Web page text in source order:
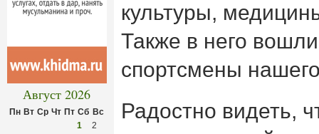
Август 2026
Пн Вт Ср Чт Пт Сб Вс
1
2
культуры,
Также в него
спортсмены
Радостно видеть,